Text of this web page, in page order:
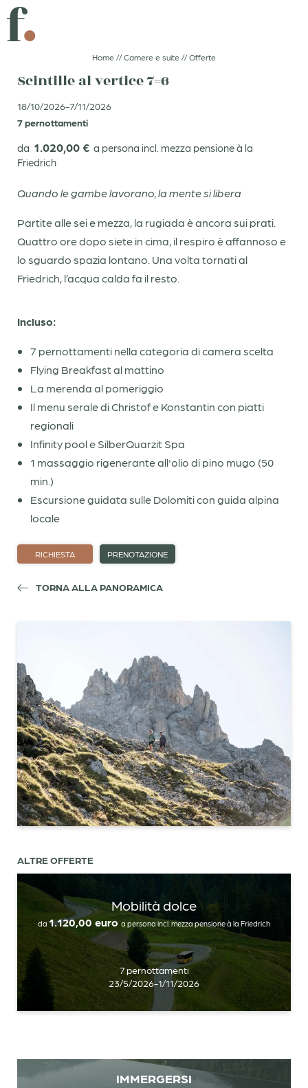
Camere e suite
Prenotazione
Richiesta
Camere last minute
Esplosioni di gusto
Il calore che resta
Dolomiti
DE IT EN
Home//Camere e suite//Offerte
Scintille al vertice 7=6
18/10/2026-7/11/2026
7 pernottamenti
da 1.020,00 € a persona incl. mezza pensione à la
Friedrich
Quando le gambe lavorano, la mente si libera
Partite alle sei e mezza, la rugiada è ancora sui prati.
Quattro ore dopo siete in cima, il respiro è affannoso e
lo sguardo spazia lontano. Una volta tornati al
Friedrich, l’acqua calda fa il resto.
Incluso:
7 pernottamenti nella categoria di camera scelta
Flying Breakfast al mattino
La merenda al pomeriggio
Il menu serale di Christof e Konstantin con piatti
regionali
Infinity pool e SilberQuarzit Spa
1 massaggio rigenerante all'olio di pino mugo (50
min.)
Escursione guidata sulle Dolomiti con guida alpina
locale
RICHIESTA PRENOTAZIONE
TORNA ALLA PANORAMICA
ALTRE OFFERTE
Mobilità dolce
da 1.120,00 euro a persona incl. mezza pensione à la Friedrich
7 pernottamenti
23/5/2026-1/11/2026
IMMERGERSI
Registrazione alla newsletter
Titolo
Famiglia Signor Signora
E-mail*